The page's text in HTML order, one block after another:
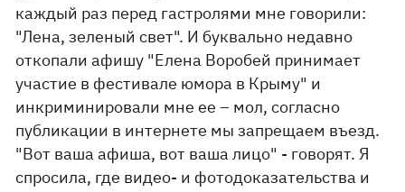
каждый раз перед гастролями мне говорили:
"Лена, зеленый свет". И буквально недавно
откопали афишу "Елена Воробей принимает
участие в фестивале юмора в Крыму" и
инкриминировали мне ее – мол, согласно
публикации в интернете мы запрещаем въезд.
"Вот ваша афиша, вот ваша лицо" - говорят. Я
спросила, где видео- и фотодоказательства и